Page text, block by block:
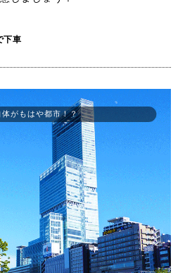
下車
体がもはや都市！？